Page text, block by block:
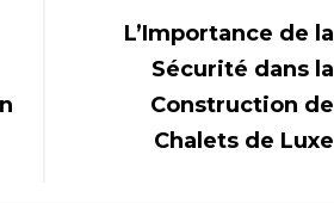
L’Importance de la
Sécurité dans la
Construction de
Chalets de Luxe